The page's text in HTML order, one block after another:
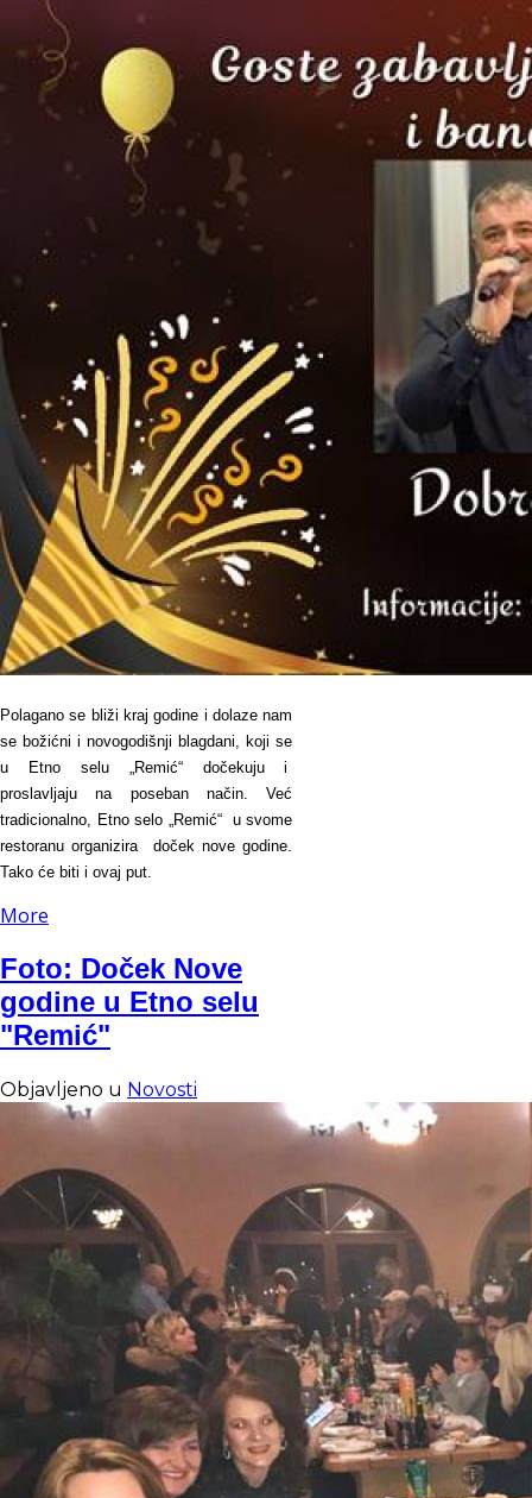
Polagano se bliži kraj godine i dolaze nam
se božićni i novogodišnji blagdani, koji se
u Etno selu „Remić“ dočekuju i
proslavljaju na poseban način. Već
tradicionalno, Etno selo „Remić“ u svome
restoranu organizira doček nove godine.
Tako će biti i ovaj put.
More
Foto: Doček Nove
godine u Etno selu
"Remić"
Objavljeno u Novosti